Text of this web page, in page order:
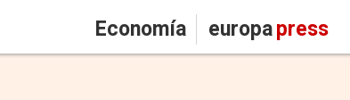
Economía europapress